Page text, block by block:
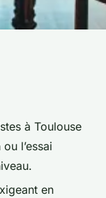
à
à Toulouse
l’essai
en